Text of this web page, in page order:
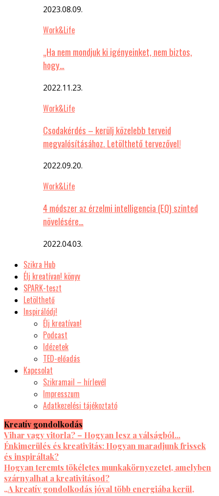
2023.08.09.
Work&Life
„Ha nem mondjuk ki igényeinket, nem biztos,
hogy…
2022.11.23.
Work&Life
Csodakérdés – kerülj közelebb terveid
megvalósításához. Letölthető tervezővel!
2022.09.20.
Work&Life
4 módszer az érzelmi intelligencia (EQ) szinted
növelésére…
2022.04.03.
Szikra Hub
Élj kreatívan! könyv
SPARK-teszt
Letölthető
Inspirálódj!
Élj kreatívan!
Podcast
Idézetek
TED-előadás
Kapcsolat
Szikramail – hírlevél
Impresszum
Adatkezelési tájékoztató
Kreatív gondolkodás
Vihar vagy vitorla? – Hogyan lesz a válságból...
Énkimerülés és kreativitás: Hogyan maradjunk frissek
és inspiráltak?
Hogyan teremts tökéletes munkakörnyezetet, amelyben
szárnyalhat a kreativitásod?
„A kreatív gondolkodás jóval több energiába kerül,